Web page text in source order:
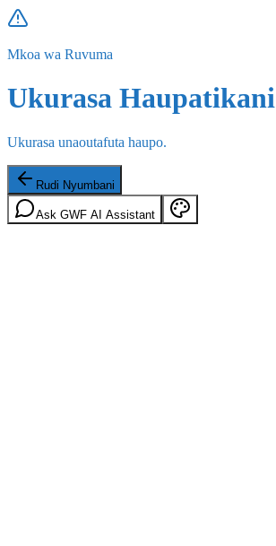
Mkoa wa Ruvuma
Ukurasa Haupatikani
Ukurasa unaoutafuta haupo.
Rudi Nyumbani
Ask GWF AI Assistant